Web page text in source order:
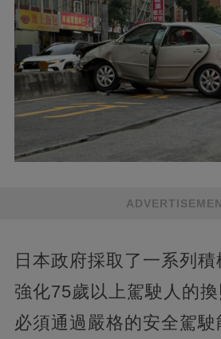
日本政府採取了一系列
強化75歲以上駕駛人的
必須通過嚴格的安全駕